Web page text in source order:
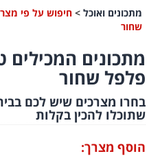
מתכונים ואוכל > חיפוש על פי
שחור
מתכונים המכילים
פלפל שחור
בחרו מצרכים שיש לכם
שתוכלו להכין בקלות
הוסף מצרך: